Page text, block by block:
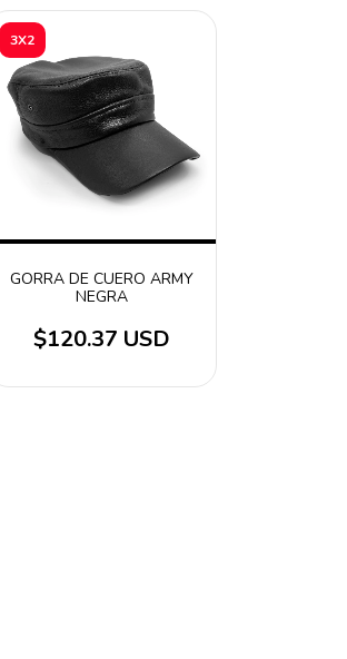
3X2
GORRA DE CUERO ARMY
NEGRA
$120.37 USD